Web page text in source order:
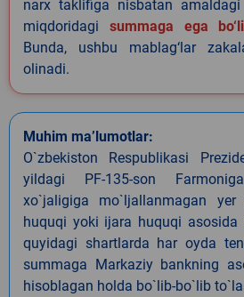
narx taklifiga nisbatan
miqdoridagi summaga ega
Bunda, ushbu mablag‘lar
olinadi.
Muhim ma’lumotlar:
O`zbekiston Respublikasi
yildagi PF-135-son
xo`jaligiga mo`ljallanmagan
huquqi yoki ijara huquqi
quyidagi shartlarda har oyda
summaga Markaziy bankning
hisoblagan holda bo`lib-bo`lib